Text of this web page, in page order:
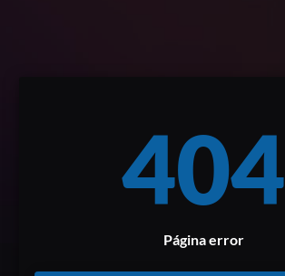
404
Página error